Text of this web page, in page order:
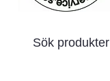
Sök produkter